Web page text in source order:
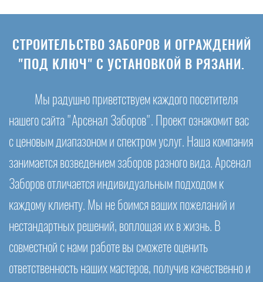
СТРОИТЕЛЬСТВО ЗАБОРОВ И ОГРАЖДЕНИЙ
"ПОД КЛЮЧ" С УСТАНОВКОЙ В РЯЗАНИ.
Мы радушно приветствуем каждого посетителя
нашего сайта "Арсенал Заборов". Проект ознакомит вас
с ценовым диапазоном и спектром услуг. Наша компания
занимается возведением заборов разного вида. Арсенал
Заборов отличается индивидуальным подходом к
каждому клиенту. Мы не боимся ваших пожеланий и
нестандартных решений, воплощая их в жизнь. В
совместной с нами работе вы сможете оценить
ответственность наших мастеров, получив качественно и